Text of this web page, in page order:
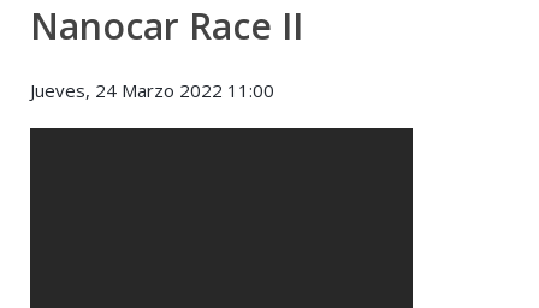
Nanocar Race II
Jueves, 24 Marzo 2022 11:00